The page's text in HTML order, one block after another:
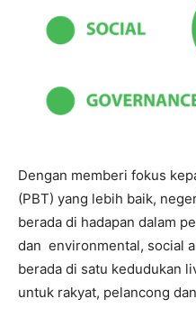
Dengan memberi fokus
(PBT) yang lebih baik,
berada di hadapan dalam
dan environmental, social
berada di satu kedudukan
untuk rakyat, pelancong